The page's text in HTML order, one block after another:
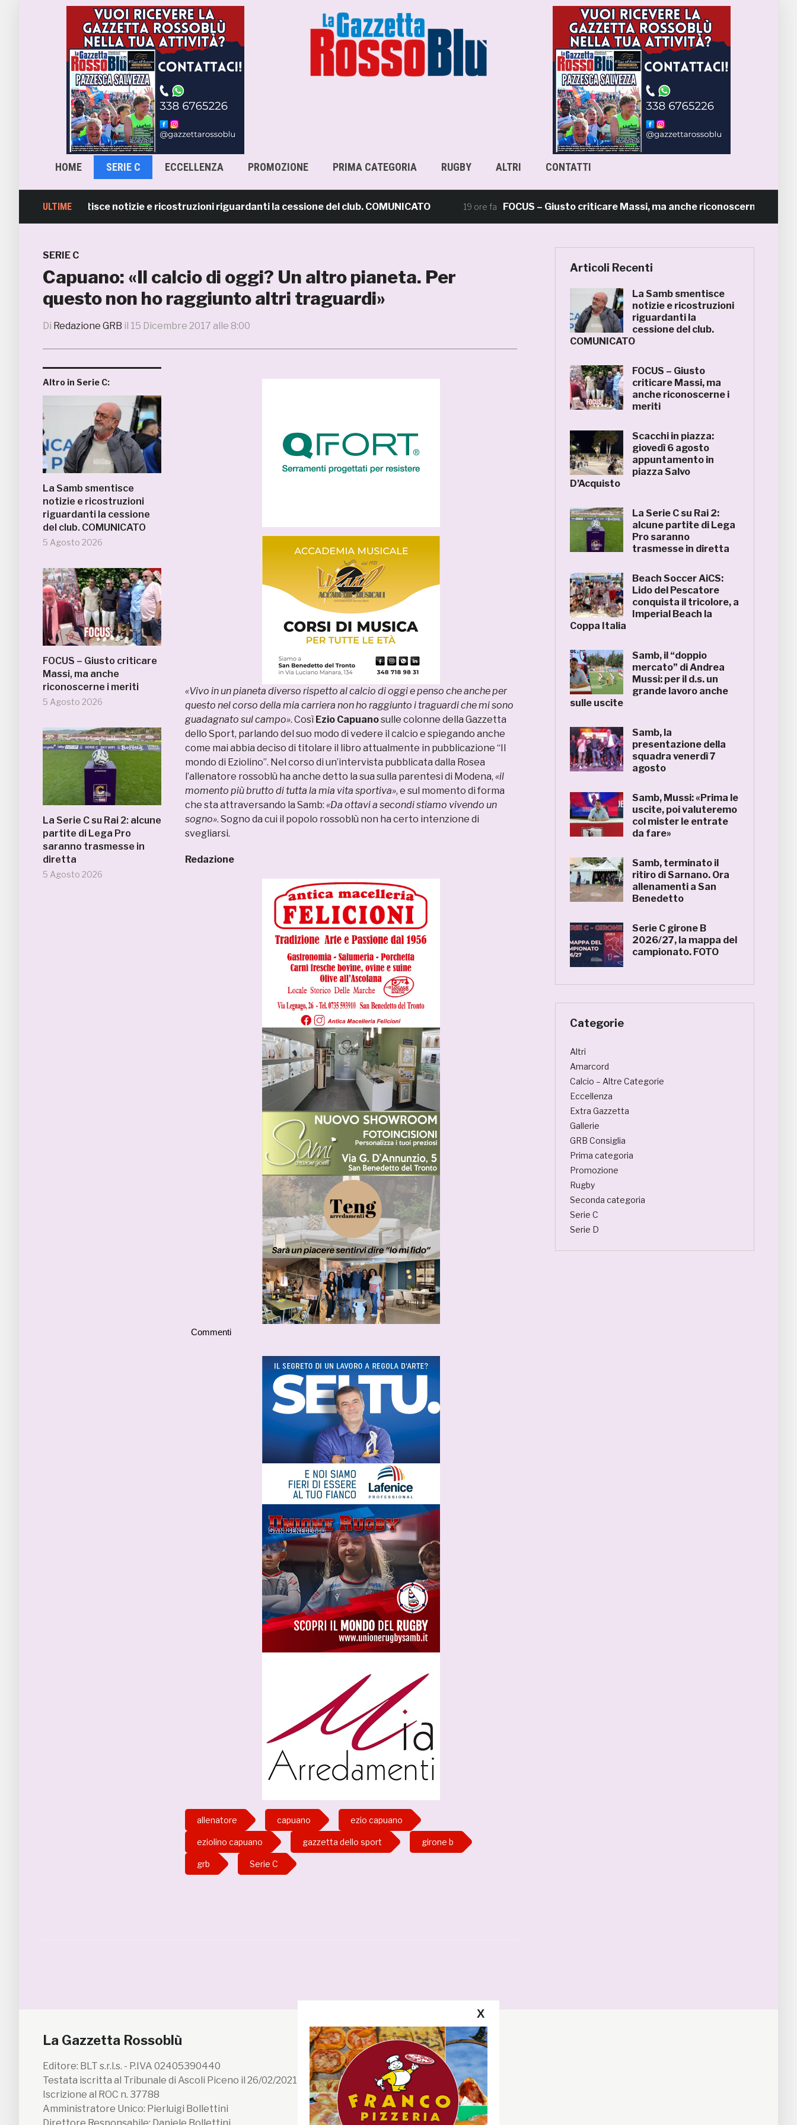
HOME SERIE C ECCELLENZA PROMOZIONE PRIMA CATEGORIA RUGBY ALTRI CONTATTI
ULTIME
Samb smentisce notizie e ricostruzioni riguardanti la cessione del club. COMUNICATO 19 ore fa FOCUS – Giusto criticare Massi, ma anche riconoscerne i meriti
SERIE C
Capuano: «Il calcio di oggi? Un altro pianeta. Per
questo non ho raggiunto altri traguardi»
Di Redazione GRB il 15 Dicembre 2017 alle 8:00
Altro in Serie C:
La Samb smentisce
notizie e ricostruzioni
riguardanti la cessione
del club. COMUNICATO
5 Agosto 2026
FOCUS – Giusto criticare
Massi, ma anche
riconoscerne i meriti
5 Agosto 2026
La Serie C su Rai 2: alcune
partite di Lega Pro
saranno trasmesse in
diretta
5 Agosto 2026
«Vivo in un pianeta diverso rispetto al calcio di oggi e penso che anche per
questo nel corso della mia carriera non ho raggiunto i traguardi che mi sono
guadagnato sul campo». Così Ezio Capuanosulle colonne della Gazzetta
dello Sport, parlando del suo modo di vedere il calcio e spiegando anche
come mai abbia deciso di titolare il libro attualmente in pubblicazione “Il
mondo di Eziolino”. Nel corso di un’intervista pubblicata dalla Rosea
l’allenatore rossoblù ha anche detto la sua sulla parentesi di Modena, «il
momento più brutto di tutta la mia vita sportiva», e sul momento di forma
che sta attraversando la Samb: «Da ottavi a secondi stiamo vivendo un
sogno». Sogno da cui il popolo rossoblù non ha certo intenzione di
svegliarsi.
Redazione
Commenti
allenatore capuano ezio capuano
eziolino capuano gazzetta dello sport girone b
grb Serie C
Articoli Recenti
La Samb smentisce
notizie e ricostruzioni
riguardanti la
cessione del club.
COMUNICATO
FOCUS – Giusto
criticare Massi, ma
anche riconoscerne i
meriti
Scacchi in piazza:
giovedì 6 agosto
appuntamento in
piazza Salvo
D’Acquisto
La Serie C su Rai 2:
alcune partite di Lega
Pro saranno
trasmesse in diretta
Beach Soccer AiCS:
Lido del Pescatore
conquista il tricolore, a
Imperial Beach la
Coppa Italia
Samb, il “doppio
mercato” di Andrea
Mussi: per il d.s. un
grande lavoro anche
sulle uscite
Samb, la
presentazione della
squadra venerdì 7
agosto
Samb, Mussi: «Prima le
uscite, poi valuteremo
col mister le entrate
da fare»
Samb, terminato il
ritiro di Sarnano. Ora
allenamenti a San
Benedetto
Serie C girone B
2026/27, la mappa del
campionato. FOTO
Categorie
Altri
Amarcord
Calcio – Altre Categorie
Eccellenza
Extra Gazzetta
Gallerie
GRB Consiglia
Prima categoria
Promozione
Rugby
Seconda categoria
Serie C
Serie D
La Gazzetta Rossoblù
Editore: BLT s.r.l.s. - P.IVA 02405390440
Testata iscritta al Tribunale di Ascoli Piceno il 26/02/2021 n. 199/2021
Iscrizione al ROC n. 37788
Amministratore Unico: Pierluigi Bollettini
Segui la GRB
Facebook
Instagram
X